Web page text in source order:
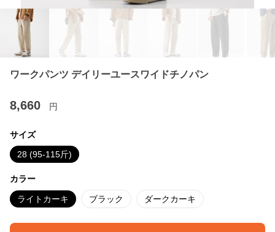
ワークパンツ デイリーユースワイドチノパン
8,660 円
サイズ
28 (95-115斤)
カラー
ライトカーキ ブラック ダークカーキ